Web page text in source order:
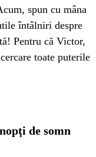
spun cu mâna
întâlniri despre
Pentru că Victor,
toate puterile
de somn